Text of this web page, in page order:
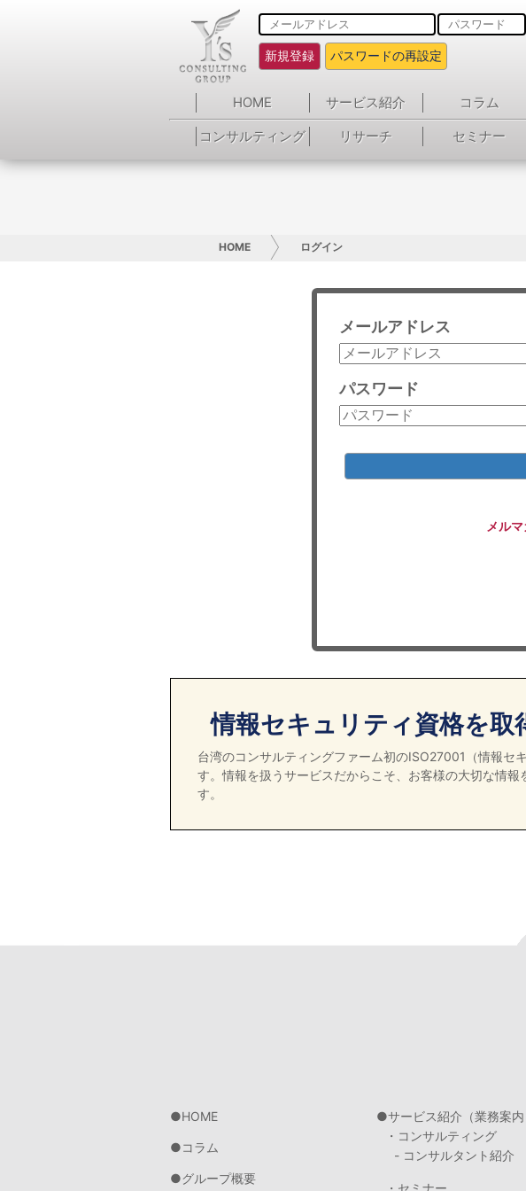
新規登録 パスワードの再設定
HOME サービス紹介 コラム
コンサルティング
リサーチ セミナー
HOME ログイン
メールアドレス
パスワード
メル
情報セキュリティ資格を取
台湾のコンサルティングファーム初のISO27001（情報セ
す。情報を扱うサービスだからこそ、お客様の大切な情
す。
HOME
コラム
グループ概要
サービス紹介（業務案内
・コンサルティング
- コンサルタント紹介
・セミナー